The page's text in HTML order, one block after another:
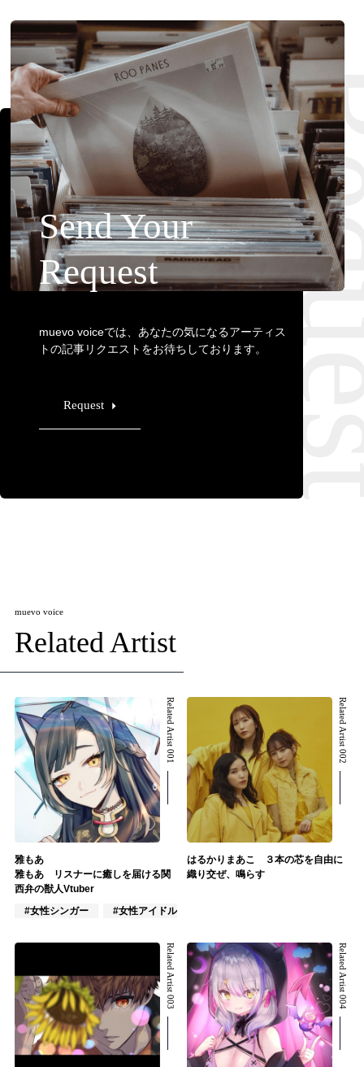
Send Your
Request
muevo voiceでは、あなたの気になるアーティス
トの記事リクエストをお待ちしております。
Request
muevo voice
Related Artist
Related Artist 001
雅もあ
雅もあ リスナーに癒しを届ける関
西弁の獣人Vtuber
#女性シンガー
#女性アイドル
Related Artist 002
はるかりまあこ ３本の芯を自由に
織り交ぜ、鳴らす
Related Artist 003 Related Artist 004